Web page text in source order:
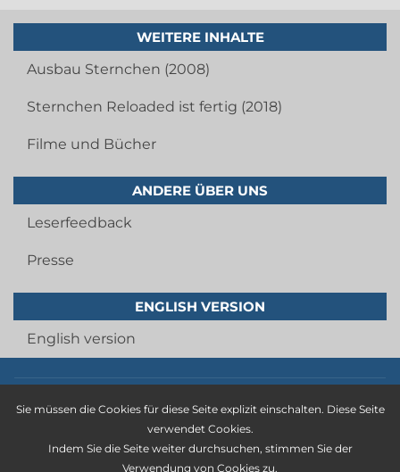
WEITERE INHALTE
Ausbau Sternchen (2008)
Sternchen Reloaded ist fertig (2018)
Filme und Bücher
ANDERE ÜBER UNS
Leserfeedback
Presse
ENGLISH VERSION
English version
privacy statement
Sie müssen die Cookies für diese Seite explizit einschalten. Diese Seite
verwendet Cookies.
Indem Sie die Seite weiter durchsuchen, stimmen Sie der
Verwendung von Cookies zu.